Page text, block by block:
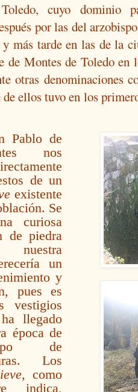
cuyo dominio
por las del
y más tarde en las de la
de Montes de Toledo en
otras denominaciones
de ellos tuvo en los
Pablo de
nos
de un
existente
Se
curiosa
de piedra
un
y
pues es
vestigios
llegado
época de
de
Los
, como
indica,